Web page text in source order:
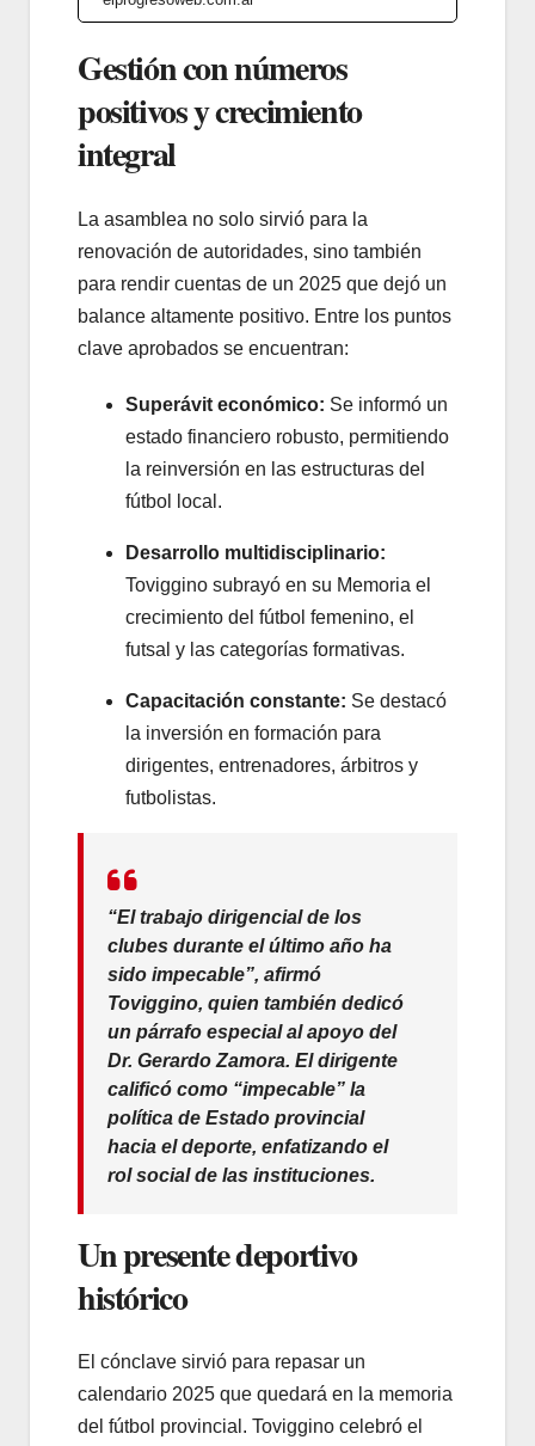
Gestión con números
positivos y crecimiento
integral
La asamblea no solo sirvió para la
renovación de autoridades, sino también
para rendir cuentas de un 2025 que dejó un
balance altamente positivo. Entre los puntos
clave aprobados se encuentran:
Superávit económico: Se informó un
estado financiero robusto, permitiendo
la reinversión en las estructuras del
fútbol local.
Desarrollo multidisciplinario:
Toviggino subrayó en su Memoria el
crecimiento del fútbol femenino, el
futsal y las categorías formativas.
Capacitación constante: Se destacó
la inversión en formación para
dirigentes, entrenadores, árbitros y
futbolistas.
“El trabajo dirigencial de los
clubes durante el último año ha
sido impecable”, afirmó
Toviggino, quien también dedicó
un párrafo especial al apoyo del
Dr. Gerardo Zamora. El dirigente
calificó como “impecable” la
política de Estado provincial
hacia el deporte, enfatizando el
rol social de las instituciones.
Un presente deportivo
histórico
El cónclave sirvió para repasar un
calendario 2025 que quedará en la memoria
del fútbol provincial. Toviggino celebró el